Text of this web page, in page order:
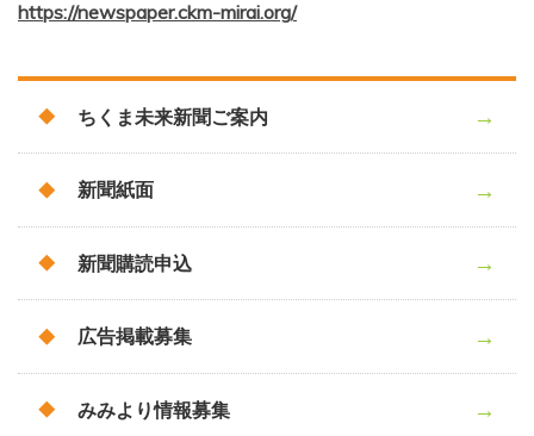
https://newspaper.ckm-mirai.org/
ちくま未来新聞ご案内
新聞紙面
新聞購読申込
広告掲載募集
みみより情報募集